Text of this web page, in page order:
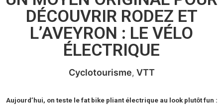
DÉCOUVRIR RODEZ ET
L’AVEYRON : LE VÉLO
ÉLECTRIQUE
Cyclotourisme VTT
Aujourd’hui, on teste le fat bike pliant électrique au look plutôt fun :